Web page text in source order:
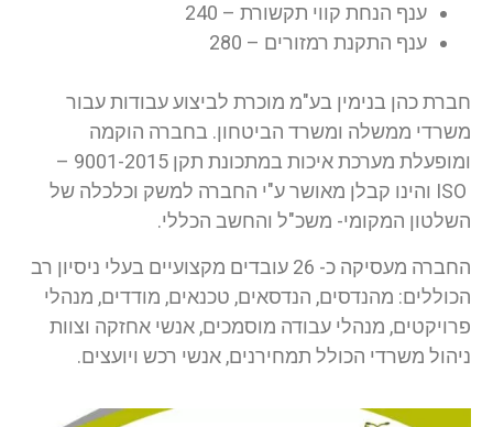
ענף הנחת קווי תקשורת – 240
ענף התקנת רמזורים – 280
חברת כהן בנימין בע"מ מוכרת לביצוע עבודות עבור
משרדי ממשלה ומשרד הביטחון. בחברה הוקמה
ומופעלת מערכת איכות במתכונת תקן 9001-2015 –
ISO והינו קבלן מאושר ע"י החברה למשק וכלכלה של
השלטון המקומי- משכ"ל והחשב הכללי.
החברה מעסיקה כ- 26 עובדים מקצועיים בעלי ניסיון רב
הכוללים: מהנדסים, הנדסאים, טכנאים, מודדים, מנהלי
פרויקטים, מנהלי עבודה מוסמכים, אנשי אחזקה וצוות
ניהול משרדי הכולל תמחירנים, אנשי רכש ויועצים.